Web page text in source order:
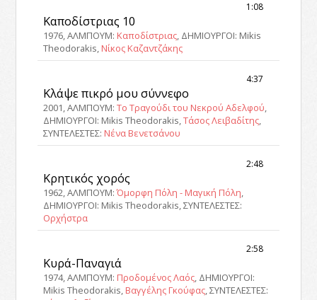
1:08
Καποδίστριας 10
1976, ΑΛΜΠΟΥΜ: Καποδίστριας, ΔΗΜΙΟΥΡΓΟΙ: Mikis
Theodorakis, Νίκος Καζαντζάκης
4:37
Κλάψε πικρό μου σύννεφο
2001, ΑΛΜΠΟΥΜ:Το Τραγούδι του Νεκρού Αδελφού,
ΔΗΜΙΟΥΡΓΟΙ: Mikis Theodorakis,Τάσος Λειβαδίτης,
ΣΥΝΤΕΛΕΣΤΕΣ: Νένα Βενετσάνου
2:48
Κρητικός χορός
1962, ΑΛΜΠΟΥΜ:Όμορφη Πόλη - Μαγική Πόλη,
ΔΗΜΙΟΥΡΓΟΙ: Mikis Theodorakis, ΣΥΝΤΕΛΕΣΤΕΣ:
Ορχήστρα
2:58
Κυρά-Παναγιά
1974, ΑΛΜΠΟΥΜ: Προδομένος Λαός, ΔΗΜΙΟΥΡΓΟΙ:
Mikis Theodorakis, Βαγγέλης Γκούφας, ΣΥΝΤΕΛΕΣΤΕΣ: